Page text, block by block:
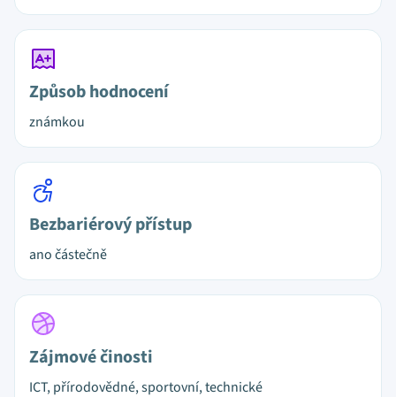
Způsob hodnocení
známkou
Bezbariérový přístup
ano částečně
Zájmové činosti
ICT, přírodovědné, sportovní, technické